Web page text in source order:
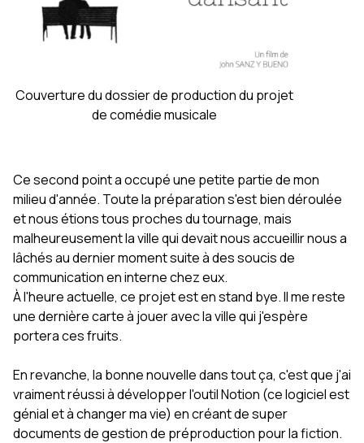
Couverture du dossier de production du projet
de comédie musicale
Ce second point a occupé une petite partie de mon
milieu d'année. Toute la préparation s'est bien déroulée
et nous étions tous proches du tournage, mais
malheureusement la ville qui devait nous accueillir nous a
lâchés au dernier moment suite à des soucis de
communication en interne chez eux.
À l'heure actuelle, ce projet est en stand bye. Il me reste
une dernière carte à jouer avec la ville qui j'espère
portera ces fruits.
En revanche, la bonne nouvelle dans tout ça, c'est que j'ai
vraiment réussi à développer l'outil Notion (ce logiciel est
génial et à changer ma vie) en créant de super
documents de gestion de préproduction pour la fiction.